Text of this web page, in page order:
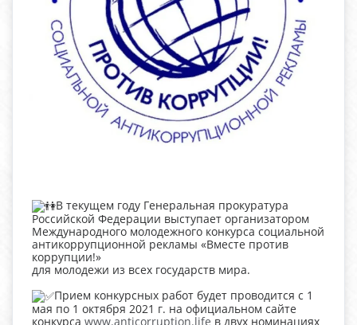
В текущем году Генеральная прокуратура
Российской Федерации выступает организатором
Международного молодежного конкурса социальной
антикоррупционной рекламы «Вместе против
коррупции!»
для молодежи из всех государств мира.
Прием конкурсных работ будет проводится с 1
мая по 1 октября 2021 г. на официальном сайте
конкурса www.anticorruption.life в двух номинациях